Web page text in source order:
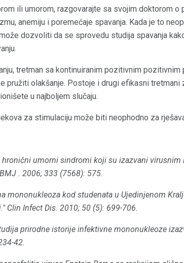
ili umorom, razgovarajte sa svojim doktorom o
anemiju i poremećaje spavanja. Kada je to
dozvoliti da se sprovedu studija spavanja
tretman sa kontinuiranim pozitivnim
pružiti olakšanje. Postoje i drugi efikasni tretmani
u najboljem slučaju.
za stimulaciju može biti neophodno za
umorni sindromi koji su izazvani virusnim
BMJ . 2006; 333 (7568): 575.
mononukleoza kod studenata u Ujedinjenom
Clin Infect Dis. 2010; 50 (5): 699-706.
prirodne istorije infektivne mononukleoze
42.